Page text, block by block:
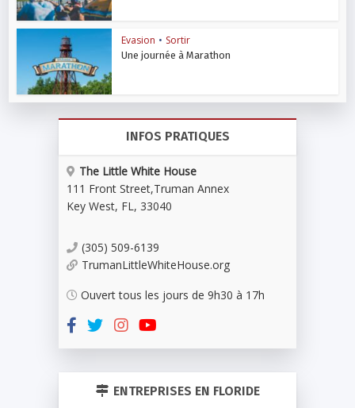
Evasion • Sortir
Une journée à Marathon
INFOS PRATIQUES
The Little White House
111 Front Street,Truman Annex
Key West, FL, 33040
(305) 509-6139
TrumanLittleWhiteHouse.org
Ouvert tous les jours de 9h30 à 17h
ENTREPRISES EN FLORIDE